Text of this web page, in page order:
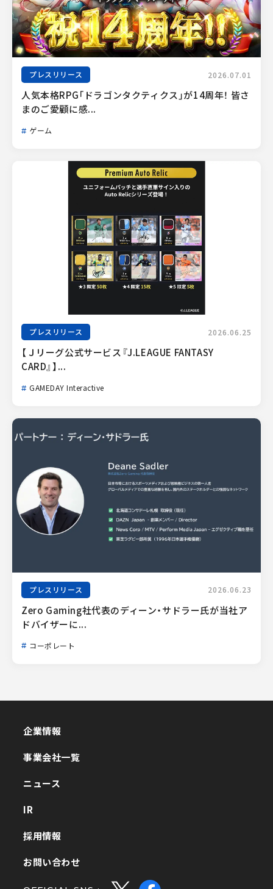
プレスリリース 2026.07.01
人気本格RPG「ドラゴンタクティクス」が14周年！ 皆さ
まのご愛顧に感...
ゲーム
プレスリリース 2026.06.25
【Ｊリーグ公式サービス『J.LEAGUE FANTASY
CARD』】...
GAMEDAY Interactive
プレスリリース 2026.06.23
Zero Gaming社代表のディーン・サドラー氏が当社ア
ドバイザーに...
コーポレート
企業情報
事業会社一覧
ニュース
IR
採用情報
お問い合わせ